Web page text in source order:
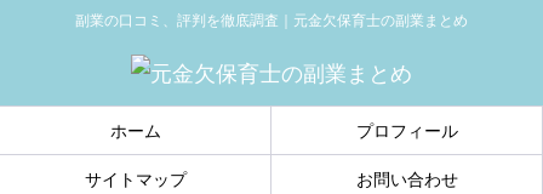
副業の口コミ、評判を徹底調査｜元金欠保育士の副業まとめ
ホーム プロフィール
サイトマップ お問い合わせ